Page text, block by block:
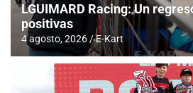
LGUIMARD Racing: Un
positivas
4 agosto, 2026 E-Kart